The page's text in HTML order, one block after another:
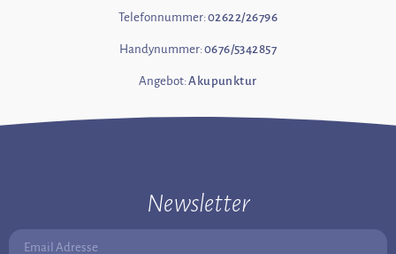
Telefonnummer:02622/26796
Handynummer:0676/5342857
Angebot:Akupunktur
Newsletter
Email Adresse: